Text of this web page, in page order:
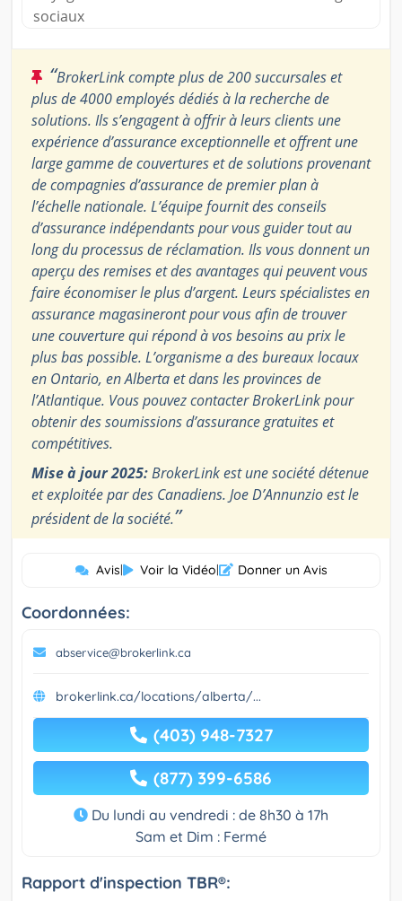
sociaux
“BrokerLink compte plus de 200 succursales et
plus de 4000 employés dédiés à la recherche de
solutions. Ils s’engagent à offrir à leurs clients une
expérience d’assurance exceptionnelle et offrent une
large gamme de couvertures et de solutions provenant
de compagnies d’assurance de premier plan à
l’échelle nationale. L’équipe fournit des conseils
d’assurance indépendants pour vous guider tout au
long du processus de réclamation. Ils vous donnent un
aperçu des remises et des avantages qui peuvent vous
faire économiser le plus d’argent. Leurs spécialistes en
assurance magasineront pour vous afin de trouver
une couverture qui répond à vos besoins au prix le
plus bas possible. L’organisme a des bureaux locaux
en Ontario, en Alberta et dans les provinces de
l’Atlantique. Vous pouvez contacter BrokerLink pour
obtenir des soumissions d’assurance gratuites et
compétitives.
Mise à jour 2025:BrokerLink est une société détenue
et exploitée par des Canadiens. Joe D’Annunzio est le
président de la société.”
Avis| Voir la Vidéo| Donner un Avis
Coordonnées:
abservice@brokerlink.ca
brokerlink.ca/locations/alberta/...
(403) 948-7327
(877) 399-6586
Du lundi au vendredi : de 8h30 à 17h
Sam et Dim : Fermé
Rapport d'inspection TBR®: